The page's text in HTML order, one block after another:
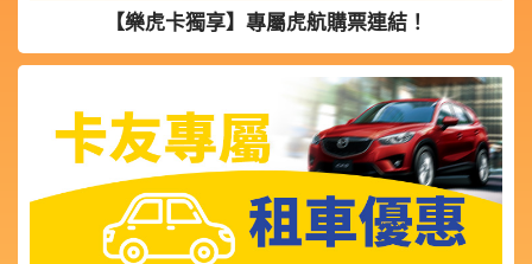
【樂虎卡獨享】專屬虎航購票連結！